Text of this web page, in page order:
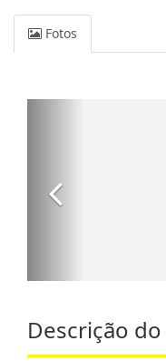
Fotos
Descrição do